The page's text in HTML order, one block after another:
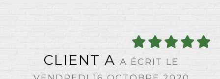
CLIENT A A ÉCRIT LE